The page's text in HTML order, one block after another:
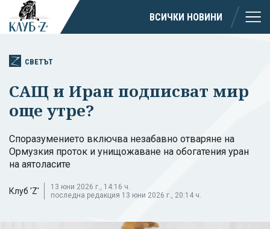
ВСИЧКИ НОВИНИ
СВЕТЪТ
САЩ и Иран подписват мир
още утре?
Споразумението включва незабавно отваряне на
Ормузкия проток и унищожаване на обогатения уран
на аятоласите
Клуб 'Z'
13 юни 2026 г., 14:16 ч.
последна редакция 13 юни 2026 г., 20:14 ч.